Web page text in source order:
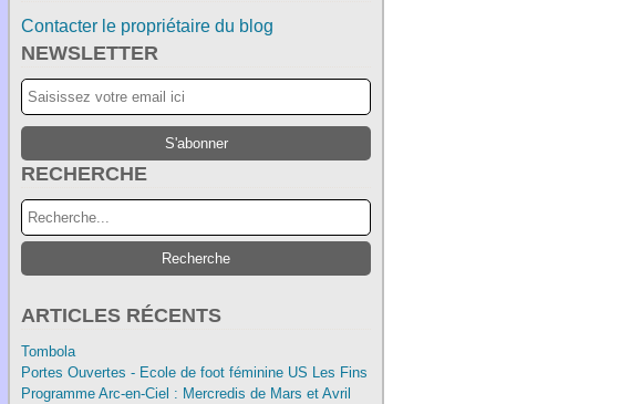
Contacter le propriétaire du blog
NEWSLETTER
RECHERCHE
ARTICLES RÉCENTS
Tombola
Portes Ouvertes - Ecole de foot féminine US Les Fins
Programme Arc-en-Ciel : Mercredis de Mars et Avril